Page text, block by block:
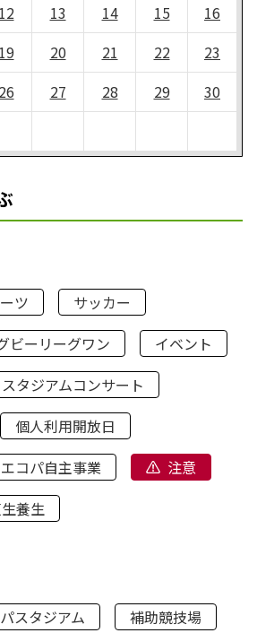
12 13 14 15
16
19 20 21 22
23
26 27 28 29
30
ツ
サッカー
ビーリーグワン
イベント
スタジアムコンサート
個人利用開放日
エコパ自主事業
注意
養生
スタジアム
補助競技場